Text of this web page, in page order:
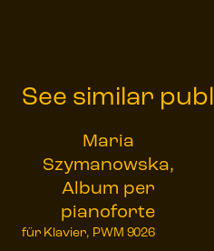
See similar
Maria
Szymanowska,
Album per
pianoforte
für Klavier, PWM 9026